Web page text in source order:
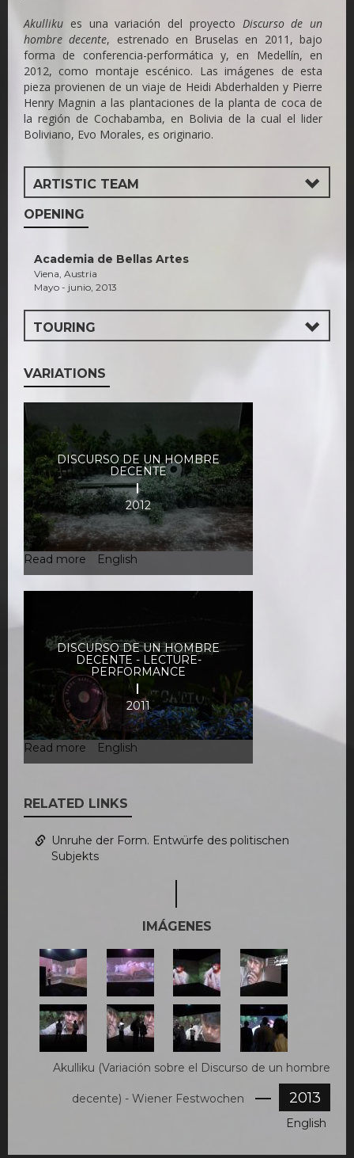
Akulliku es una variación del proyecto Discurso de un
hombre decente, estrenado en Bruselas en 2011, bajo
forma de conferencia-performática y, en Medellín, en
2012, como montaje escénico. Las imágenes de esta
pieza provienen de un viaje de Heidi Abderhalden y Pierre
Henry Magnin a las plantaciones de la planta de coca de
la región de Cochabamba, en Bolivia de la cual el lider
Boliviano, Evo Morales, es originario.
ARTISTIC TEAM
OPENING
Academia de Bellas Artes
Viena, Austria
Mayo - junio, 2013
TOURING
VARIATIONS
DISCURSO DE UN HOMBRE
DECENTE
2012
Read more about
Discurso
de
decente
English
DISCURSO DE UN HOMBRE
DECENTE - LECTURE-
PERFORMANCE
2011
Read more about
Discurso
un
hombre
-
Lecture-
English
RELATED LINKS
Unruhe der Form. Entwürfe des politischen
Subjekts
IMÁGENES
1-
AKULLIKU.jpg
2-
AKULLIKU.jpg
3-
AKULLIKU.jpg
4-
AKULLIKU.jpg
5-
AKULLIKU.jpg
6-
AKULLIKU.jpgAKULLIKU.jpg
8-
AKULLIKU.jpg
Akulliku (Variación sobre el Discurso de un hombre
decente) - Wiener Festwochen 2013
English